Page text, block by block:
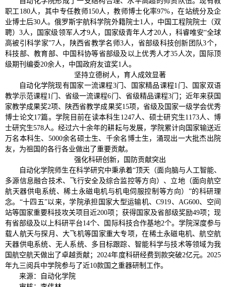
职工180人，其中专任教师150人，教师博士化率97%，在站统分及企
业博士后30人。俄罗斯宇航科学院外籍院士1人，中国工程院院士（双
聘）3人，国家级领军人才9人，国家级青年人才20人，科睿唯安“全球
高被引科学家”7人，陕西省教学名师3人，省部级科技创新团队3个，
科技部、教育部、中国科协等省部级及以上优秀人才35人次，国际顶
级期刊编委20余人，中国政府友谊奖1人。
坚持立德树人，育人成效显著
自动化学院现有国家一流课程3门、国家精品课程1门、国家双语
教学示范课程1门、省级一流课程6门、省级精品课程3门；近年来获国
家教学成果奖2项、陕西省教学成果奖15项，省级及国家一级学会优秀
博士论文17篇。学院目前在读本科生1247人、硕士研究生1173人、博
士研究生578人。经过六十余年的耕耘与发展，学院累计向国家输送近
万名本科生、5000余名硕士生、千余名博士生，涌现出一大批杰出院
友，为祖国的各行各业做出了重要贡献。
强化科研创新，国防贡献突出
自动化学院师生在科学研究中秉承着“顶天（面向脑与人工智能、
多源信息融合技术、飞行安全及综合监控等方向）、立地（面向航空
航天器供电系统、稀土永磁电机与机电伺服控制等方向）”的科研理
念。“十四五”以来，学院承担国家大型运输机、C919、AG600、空间
站等国家重要科技攻关项目近200项；获得国家及省部级奖励49项；现
有省部级及以上科研平台14个、国际科技合作基地2个。学院深度参与
载人航天与探月、大飞机等国家重大专项，在稀土永磁电机、航空航
天器供电系统、无人系统、多目标跟踪、智能科学与技术等领域为我
国航空航天做出了卓越贡献；2024年度科研经费到款突破2亿元。2025
年九三阅兵中学院参与了近10款国之重器研制工作。
来源：自动化学院